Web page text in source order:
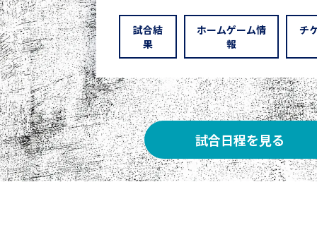
試合結
果
ホームゲーム情
報
チ
試合日程を見る